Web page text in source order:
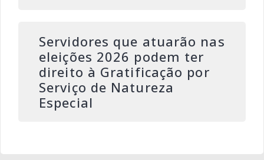
Servidores que atuarão nas
eleições 2026 podem ter
direito à Gratificação por
Serviço de Natureza
Especial